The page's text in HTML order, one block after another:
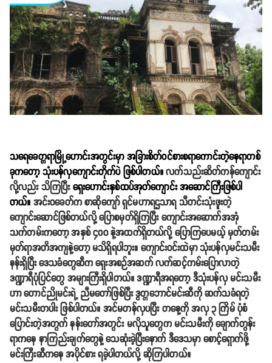
သရေခေတ္တရာမြို့ဟောင်းအတွင်းမှာ အခြားစိတ်ဝင်စားစရာကောင်းတဲ့နေရာတစ်
ခုကတော့ သုံးပန်လှကျောင်းတိုက်ပဲ ဖြစ်ပါတယ်။လက်သည်းဆိတ်ကန်ကျောင်း
လို့လည်း သိကြပြီးရှေးဟောင်းနှစ်ထပ်အုတ်ကျောင်း အဆောင်ကြီးဖြစ်ပါ
တယ်။ အင်းဝခေတ်က စာဆိုကျော် ရှင်မဟာရဌသာရ သီတင်းသုံးဖူးတဲ့
ကျောင်းဆောင်ဖြစ်တယ်လို့ ပြောစမှတ်ရှိကြပြီး ကျောင်းအဆောက်အအုံ
သက်တမ်းကတော့ အနှစ် ၄၀၀ နဲ့အထက်ရှိတယ်လို့ ပြောကြပေမယ့် မှတ်တမ်း
မှတ်ရာအတိအကျနဲ့တော့ မသိရှိရပါဘူး။ ကျောင်းဝင်းထဲမှာ သုံးပန်လှမင်းသမီး
နန်းရှိပြီး ဒေသခံတွေဆီက ရှေးအစဉ်အဆက် လက်ဆင့်ကမ်းပြောလာတဲ့
ဒဏ္ဍာရီပုံပြင်တွေ အများကြီးရှိပါတယ်။ ဒဏ္ဍာရီအရတော့ ဒီသုံးပန်လှ မင်းသမီး
ဟာ တောင်ညိုမင်းရဲ့ ညီမတော်ဖြစ်ပြီး ဒွတ္တဘောင်မင်းဆီကို ဆက်သခံရတဲ့
မင်းသမီးတပါး ဖြစ်ပါတယ်။ အင်မတန်လှပပြီး တနေ့ကို အလှ ၃ ကြိမ် ပုံစံ
ပြောင်းတဲ့အတွက် နန်းတော်အတွင်း မလိုသူတွေက မင်းသမီးကို ချောက်တွန်း
ရာကနေ နာကြည်းချက်တွေနဲ့ သေဆုံးခဲ့ပြီးနောက် ဒီဒေသမှာ စောင့်ရှောက်ဖို့
မင်းကြီးဆီကနေ အပိုင်စား ရခဲ့ပါတယ်လို့ ဆိုကြပါတယ်။